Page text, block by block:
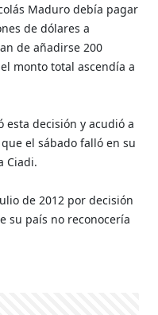
Maduro debía pagar
de dólares a
de añadirse 200
monto total ascendía a
esta decisión y acudió a
el sábado falló en su
Ciadi.
de 2012 por decisión
su país no reconocería